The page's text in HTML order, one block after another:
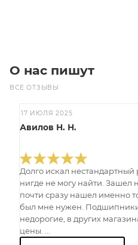
О нас пишут
ВСЕ ОТЗЫВЫ
17 ИЮЛЯ 2025
Авилов Н. Н.
Долго искал
нигде не могу найти. Зашел
почти сразу нашел именно
был мне нужен. Подшипники
недорогие, в других
цены. ...